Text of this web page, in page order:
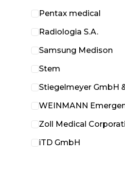
Pentax medical
Radiologia S.A.
Samsung Medison
Stem
Stiegelmeyer GmbH
WEINMANN
Zoll Medical
iTD GmbH